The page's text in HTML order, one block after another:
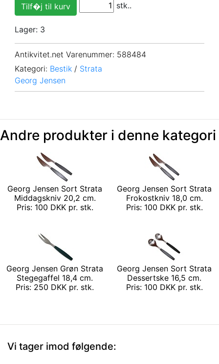
stk..
Lager: 3
Antikvitet.net Varenummer: 588484
Kategori: Bestik / Strata
Georg Jensen
Andre produkter i denne kategori
Georg Jensen Sort Strata
Middagskniv 20,2 cm.
Pris: 100 DKK pr. stk.
Georg Jensen Sort Strata
Frokostkniv 18,0 cm.
Pris: 100 DKK pr. stk.
Georg Jensen Grøn Strata
Stegegaffel 18,4 cm.
Pris: 250 DKK pr. stk.
Georg Jensen Sort Strata
Dessertske 16,5 cm.
Pris: 100 DKK pr. stk.
Vi tager imod følgende: